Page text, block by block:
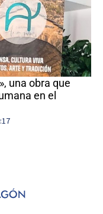
una obra que
en el